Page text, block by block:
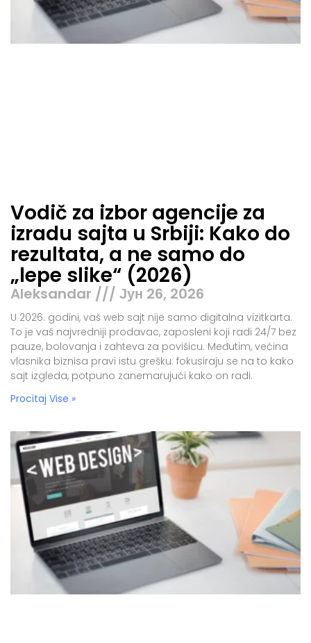
Vodič za izbor agencije za
izradu sajta u Srbiji: Kako do
rezultata, a ne samo do
„lepe slike“ (2026)
Aleksandar Јун 26, 2026
U 2026. godini, vaš web sajt nije samo digitalna vizitkarta.
To je vaš najvredniji prodavac, zaposleni koji radi 24/7 bez
pauze, bolovanja i zahteva za povišicu. Međutim, većina
vlasnika biznisa pravi istu grešku: fokusiraju se na to kako
sajt izgleda, potpuno zanemarujući kako on radi.
Procitaj Vise »